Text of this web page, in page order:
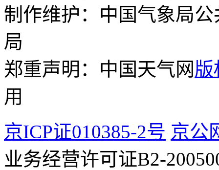
制作维护：中国气象局
局
郑重声明：中国天气网版
用
京ICP证010385-2号 京公
业务经营许可证B2-